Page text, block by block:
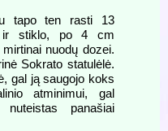
tapo ten rasti 13
ir stiklo, po 4 cm
nuodų dozei.
Sokrato statulėlė.
gal ją saugojo koks
atminimui, gal
panašiai